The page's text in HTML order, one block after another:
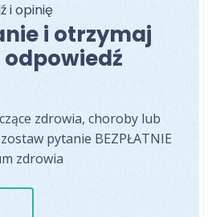
i opinię
i otrzymaj
odpowiedź
zdrowia, choroby lub
pytanie BEZPŁATNIE
zdrowia